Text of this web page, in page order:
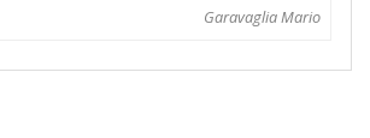
Garavaglia Mario